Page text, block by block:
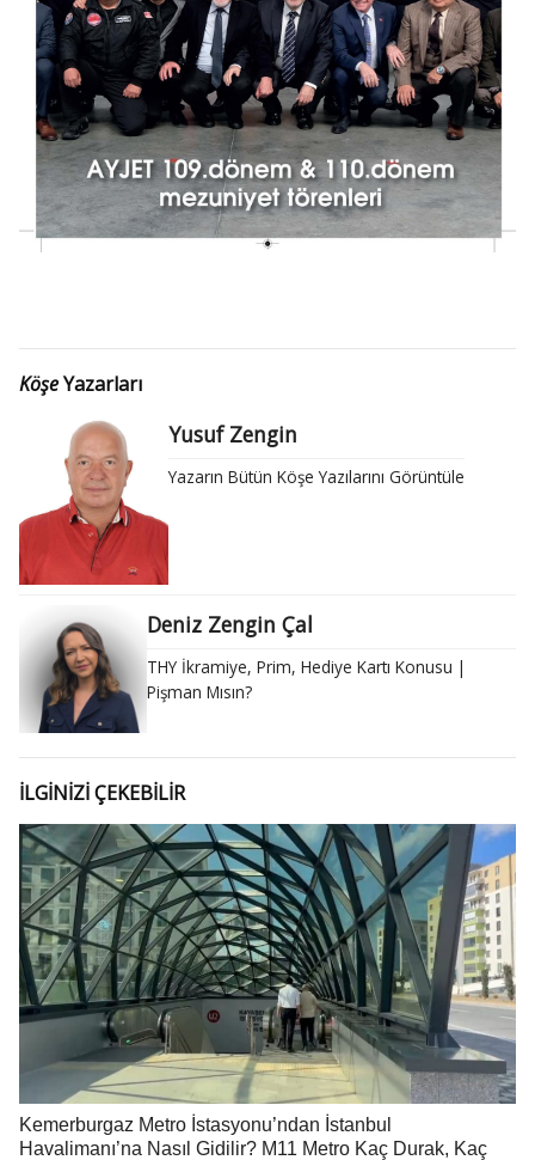
KöşeYazarları
Yusuf Zengin
Yazarın Bütün Köşe Yazılarını Görüntüle
Deniz Zengin Çal
THY İkramiye, Prim, Hediye Kartı Konusu |
Pişman Mısın?
İLGİNİZİ ÇEKEBİLİR
Kemerburgaz Metro İstasyonu’ndan İstanbul
Havalimanı’na Nasıl Gidilir? M11 Metro Kaç Durak, Kaç